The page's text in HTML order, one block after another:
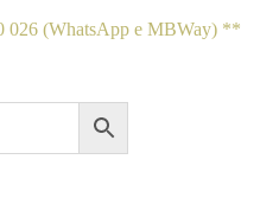
026 (WhatsApp e MBWay) **